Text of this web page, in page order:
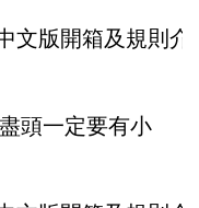
頭一定要有小